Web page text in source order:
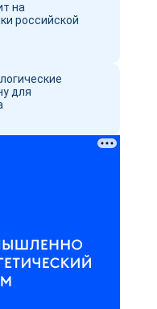
на
российской
для